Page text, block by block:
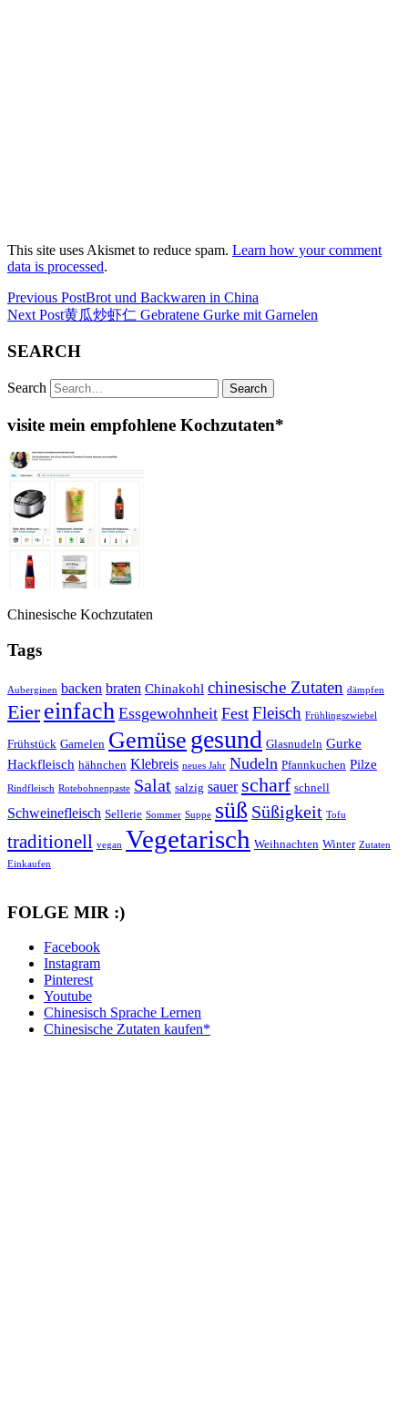
This site uses Akismet to reduce spam. Learn how your comment
data is processed.
Previous PostBrot und Backwaren in China
Next Post黄瓜炒虾仁 Gebratene Gurke mit Garnelen
SEARCH
Search
visite mein empfohlene Kochzutaten*
Chinesische Kochzutaten
Tags
Auberginen backen braten Chinakohl chinesische Zutaten dämpfen
Eier einfach Essgewohnheit Fest Fleisch Frühlingszwiebel
Frühstück Garnelen Gemüse gesund Glasnudeln Gurke
Hackfleisch hähnchen Klebreis neues Jahr Nudeln Pfannkuchen Pilze
Rindfleisch Rotebohnenpaste Salat salzig sauer scharf schnell
Schweinefleisch Sellerie Sommer Suppe süß Süßigkeit Tofu
traditionell vegan Vegetarisch Weihnachten Winter Zutaten
Einkaufen
FOLGE MIR :)
Facebook
Instagram
Pinterest
Youtube
Chinesisch Sprache Lernen
Chinesische Zutaten kaufen*